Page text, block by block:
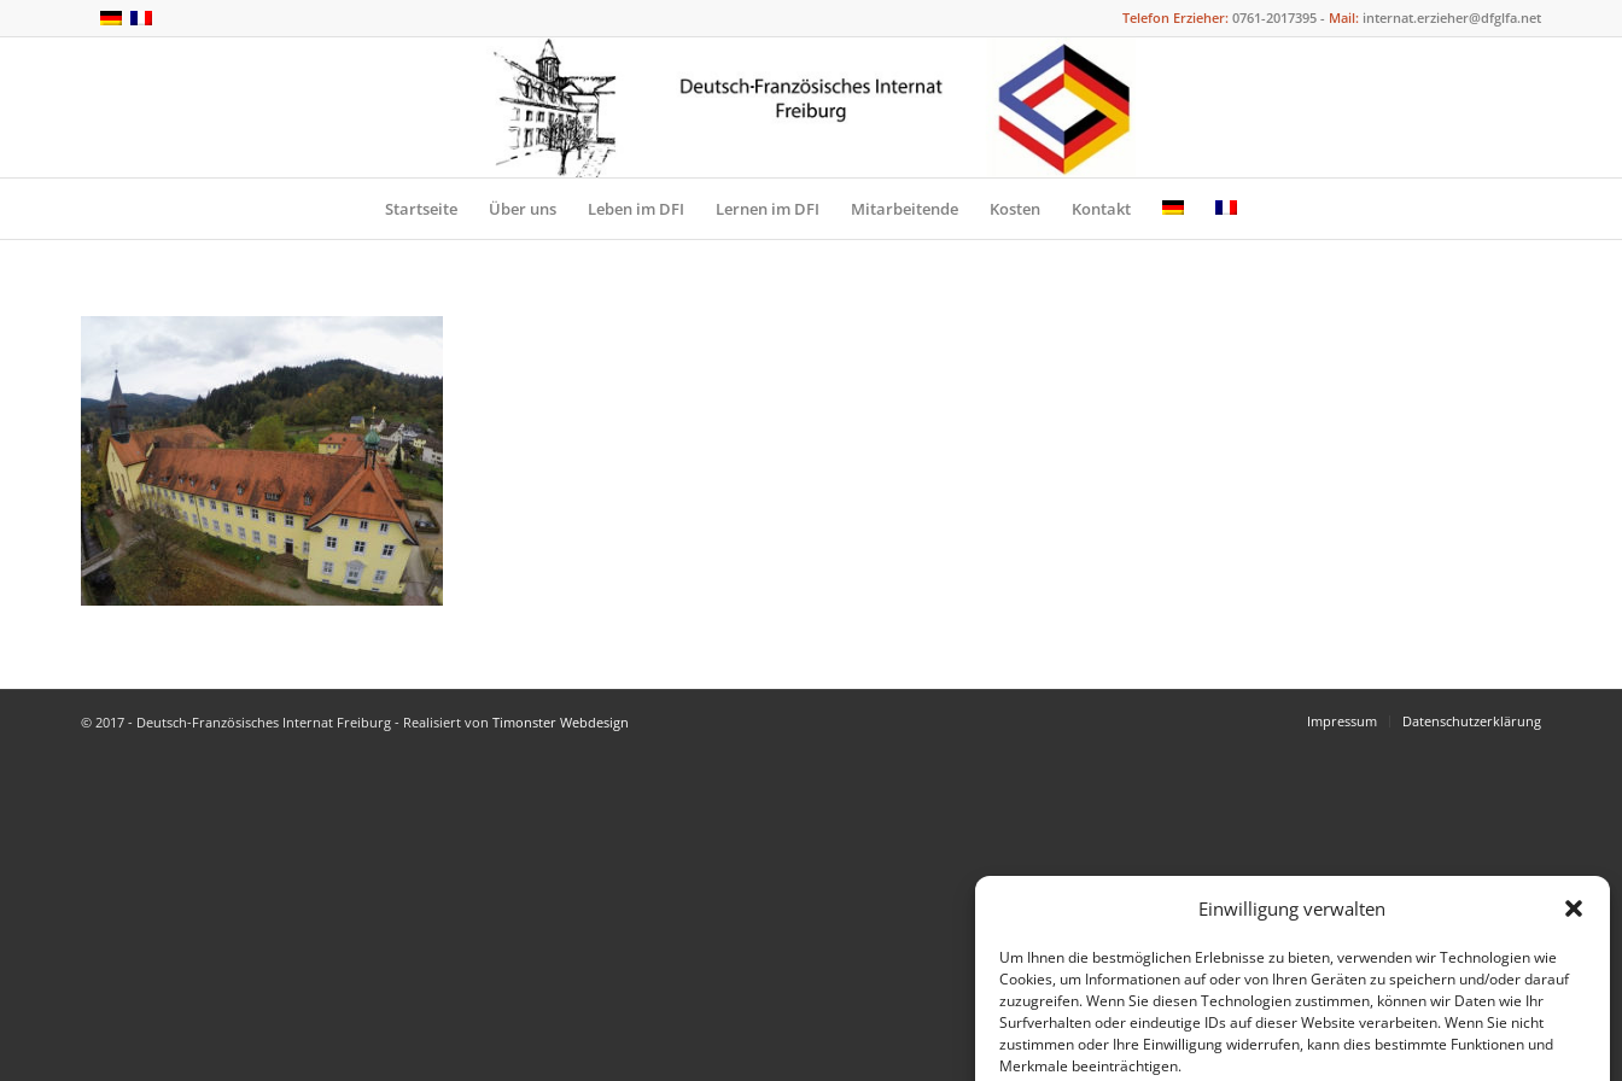
Einwilligung verwalten
Um Ihnen die bestmöglichen Erlebnisse zu bieten, verwenden wir Technologien wie
Cookies, um Informationen auf oder von Ihren Geräten zu speichern und/oder darauf
zuzugreifen. Wenn Sie diesen Technologien zustimmen, können wir Daten wie Ihr
Surfverhalten oder eindeutige IDs auf dieser Website verarbeiten. Wenn Sie nicht
zustimmen oder Ihre Einwilligung widerrufen, kann dies bestimmte Funktionen und
Merkmale beeinträchtigen.
Telefon Erzieher: 0761-2017395 - Mail: internat.erzieher@dfglfa.net
Startseite Über uns Leben im DFI Lernen im DFI Mitarbeitende Kosten Kontakt
© 2017 - Deutsch-Französisches Internat Freiburg - Realisiert von Timonster Webdesign Impressum Datenschutzerklärung